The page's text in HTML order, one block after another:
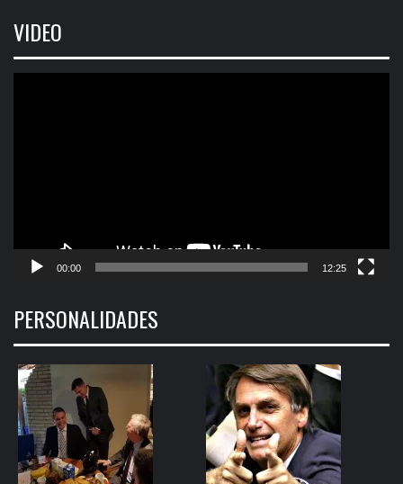
VIDEO
00:00 12:25
PERSONALIDADES